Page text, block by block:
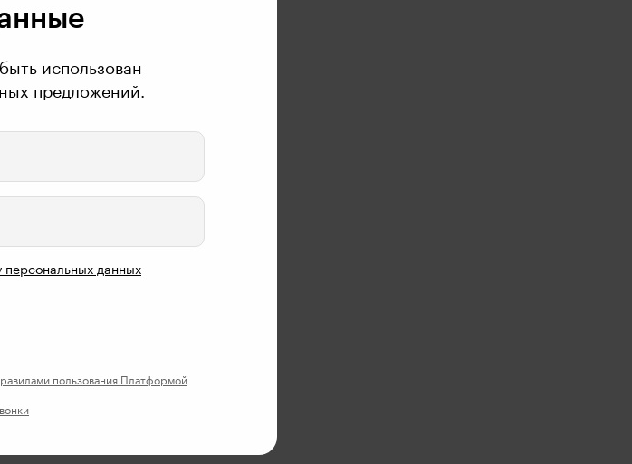
использован
предложений.
персональных данных
пользования Платформой